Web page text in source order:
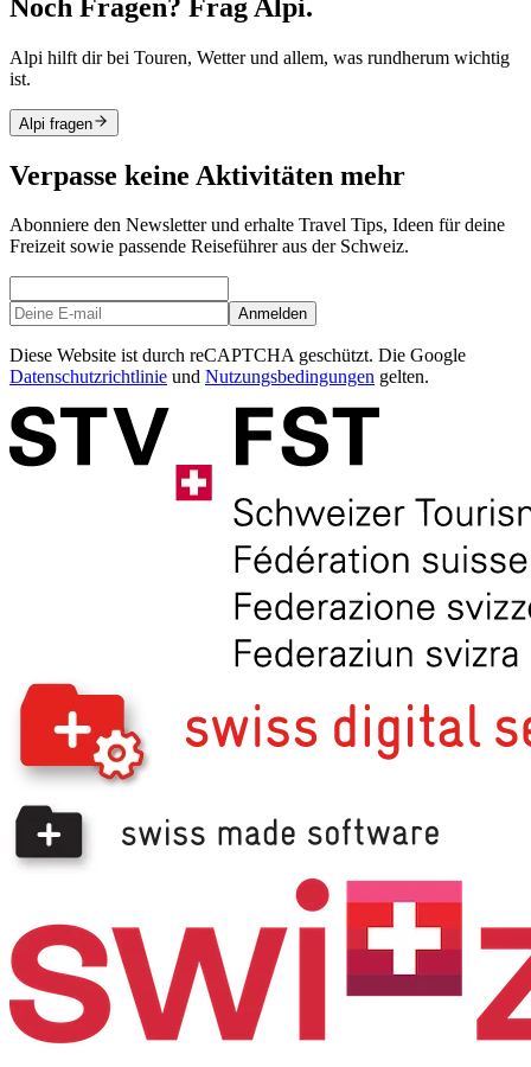
Noch Fragen? Frag Alpi.
Alpi hilft dir bei Touren, Wetter und allem, was rundherum wichtig
ist.
Alpi fragen
Verpasse keine Aktivitäten mehr
Abonniere den Newsletter und erhalte Travel Tips, Ideen für deine
Freizeit sowie passende Reiseführer aus der Schweiz.
Anmelden
Diese Website ist durch reCAPTCHA geschützt. Die Google
Datenschutzrichtlinie und Nutzungsbedingungen gelten.